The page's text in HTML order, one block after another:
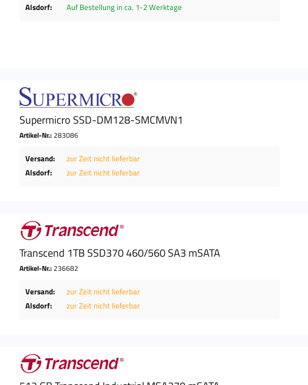
Alsdorf:
Auf Bestellung in ca. 1-2 Werktage
Supermicro SSD-DM128-SMCMVN1
Artikel-Nr.:283086
Versand:
zur Zeit nicht lieferbar
Alsdorf:
zur Zeit nicht lieferbar
Transcend 1TB SSD370 460/560 SA3 mSATA
Artikel-Nr.:236682
Versand:
zur Zeit nicht lieferbar
Alsdorf:
zur Zeit nicht lieferbar